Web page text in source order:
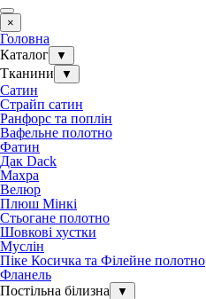
×
Головна
Каталог
▼
Тканини ▼
Сатин
Страйп сатин
Ранфорс та поплін
Вафельне полотно
Фатин
Дак Dack
Махра
Велюр
Плюш Мінкі
Стьогане полотно
Шовкові хустки
Муслін
Піке Косичка та Філейне полотно
Фланель
Постільна білизна
▼